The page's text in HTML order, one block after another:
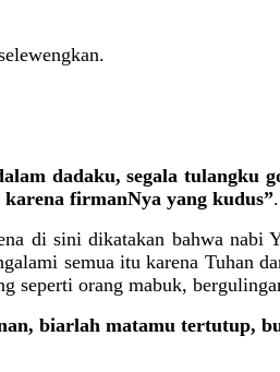
dadaku, segala
firmanNya yang kudus”.
di sini dikatakan bahwa nabi
semua itu karena Tuhan
seperti orang mabuk,
biarlah matamu tertutup,